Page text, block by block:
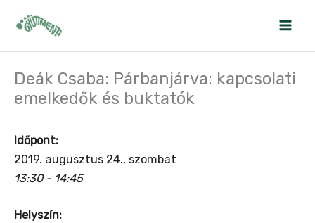
Deák Csaba: Párbanjárva: kapcsolati
emelkedők és buktatók
Időpont:
2019. augusztus 24., szombat
13:30 - 14:45
Helyszín: